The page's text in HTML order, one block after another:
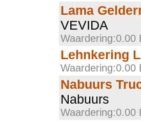
Lama
VEVIDA
Waardering:0.00
Lehnkering
Waardering:0.00
Nabuurs
Nabuurs
Waardering:0.00